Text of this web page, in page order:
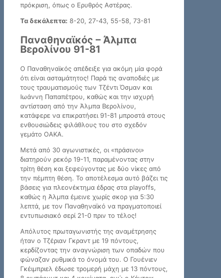
πρόκριση, όπως ο Ερυθρός Αστέρας.
Τα δεκάλεπτα: 8-20, 27-43, 55-58, 73-81
Παναθηναϊκός – Άλμπα
Βερολίνου 91-81
Ο Παναθηναϊκός απέδειξε για ακόμη μία φορά
ότι είναι ασταμάτητος! Παρά τις αναποδιές με
τους τραυματισμούς των Τζέντι Όσμαν και
Ιωάννη Παπαπέτρου, καθώς και την ισχυρή
αντίσταση από την Άλμπα Βερολίνου,
κατάφερε να επικρατήσει 91-81 μπροστά στους
ενθουσιώδεις φιλάθλους του στο σχεδόν
γεμάτο ΟΑΚΑ.
Μετά από 30 αγωνιστικές, οι «πράσινοι»
διατηρούν ρεκόρ 19-11, παραμένοντας στην
τρίτη θέση και ξεφεύγοντας με δύο νίκες από
την πέμπτη θέση. Το αποτέλεσμα αυτό βάζει τις
βάσεις για πλεονέκτημα έδρας στα playoffs,
καθώς η Άλμπα έμεινε χωρίς σκορ για 5:30
λεπτά, με τον Παναθηναϊκό να πραγματοποιεί
εντυπωσιακό σερί 21-0 πριν το τέλος!
Απόλυτος πρωταγωνιστής της αναμέτρησης
ήταν ο Τζέριαν Γκραντ με 19 πόντους,
κερδίζοντας την αναγνώριση των οπαδών που
φώναζαν ρυθμικά το όνομά του. Ο Γουένιεν
Γκέιμπριελ έδωσε τρομερή μάχη με 13 πόντους,